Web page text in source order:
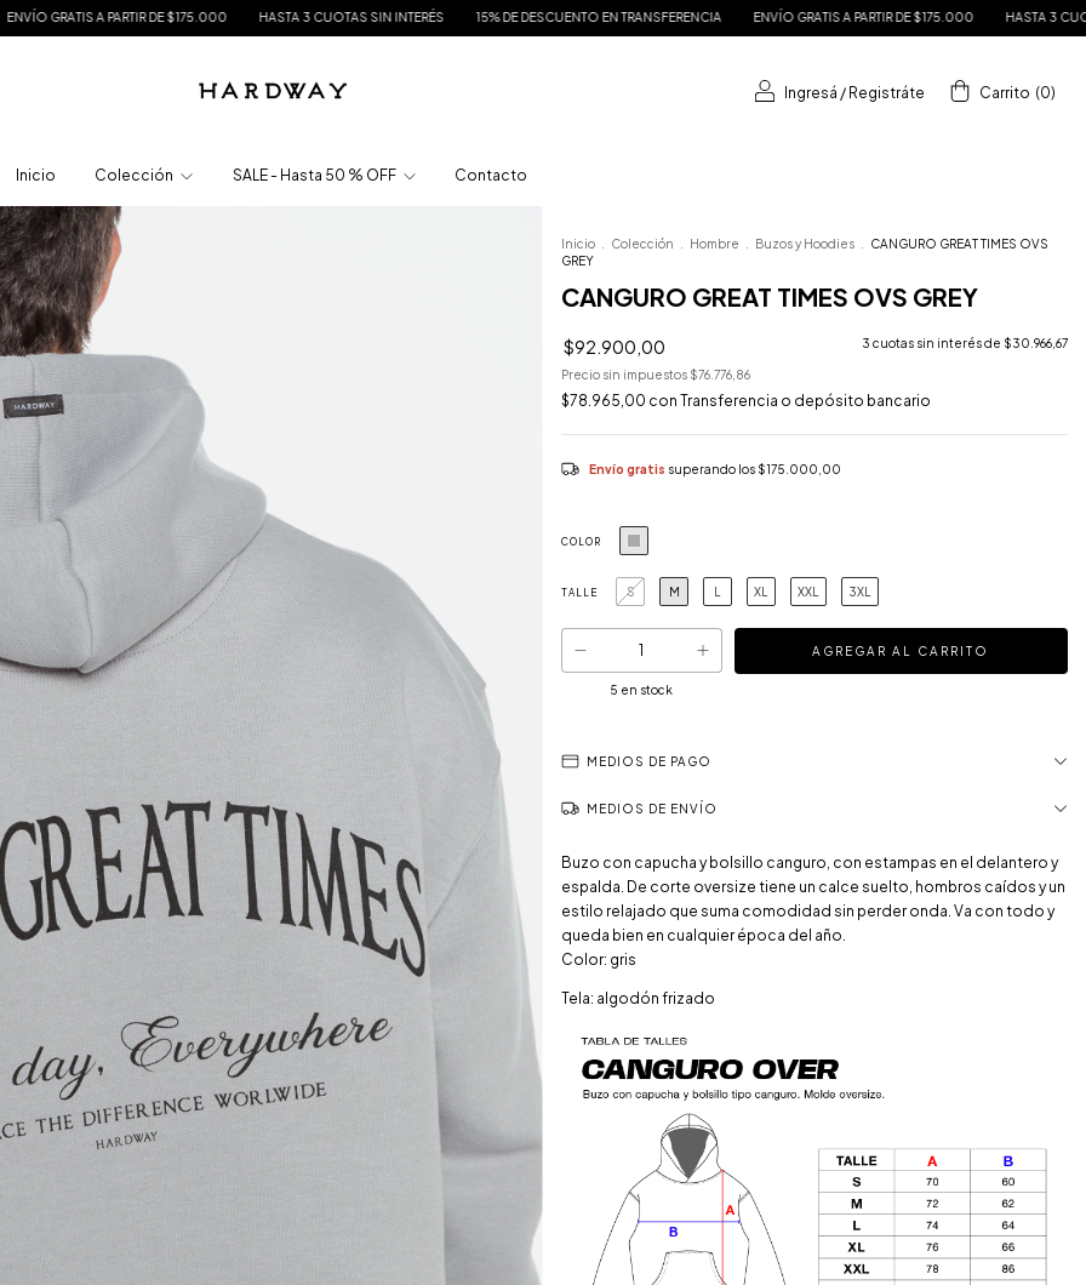
DE $175.000 HASTA 3 CUOTAS SIN INTERÉS 15% DE DESCUENTO EN TRANSFERENCIA ENVÍO GRATIS A PARTIR DE $175.000 HASTA 3 CUOTAS SIN INTERÉS
Ingresá / Registráte Carrito (0)
Inicio Colección SALE - Hasta 50 % OFF Contacto
Inicio Colección Hombre Buzos y Hoodies
CANGURO GREAT TIMES OVS
GREY
CANGURO GREAT TIMES OVS GREY
$92.900,00 3 cuotas sin interés de $30.966,67
Precio sin impuestos $76.776,86
$78.965,00 con Transferencia o depósito bancario
Envío gratis superando los $175.000,00
COLOR
TALLE S M L XL XXL 3XL
5 en stock
MEDIOS DE PAGO
MEDIOS DE ENVÍO
Buzo con capucha y bolsillo canguro, con estampas en el delantero y
espalda. De corte oversize tiene un calce suelto, hombros caídos y un
estilo relajado que suma comodidad sin perder onda. Va con todo y
queda bien en cualquier época del año.
Color: gris
Tela: algodón frizado